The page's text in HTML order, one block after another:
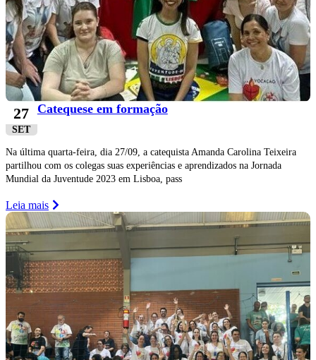
27
SET
Catequese em formação
Na última quarta-feira, dia 27/09, a catequista Amanda Carolina Teixeira
partilhou com os colegas suas experiências e aprendizados na Jornada
Mundial da Juventude 2023 em Lisboa, pass
Leia mais